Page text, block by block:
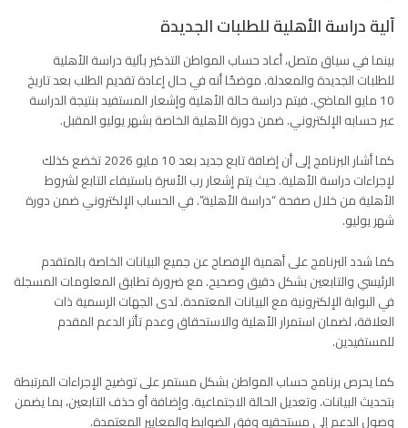
آلية دراسة الأهلية للطلبات الجديدة
بينما في سياق متصل، أعاد حساب المواطن التذكير بآلية دراسة الأهلية
للطلبات الجديدة والمعدلة. موضحًا أنه في حال إعادة تقديم الطلب بعد تاريخ
10 مايو الماضي. فيتم دراسة حالة الأهلية وإشعار المستفيد بنتيجة الدراسة
عبر حسابه الإلكتروني. ضمن دورة الأهلية الخاصة بشهر يوليو المقبل.
كما أشار البرنامج إلى أن إضافة تابع جديد بعد 10 مايو 2026 تخضع كذلك
لإجراءات دراسة الأهلية. حيث يتم إشعار رب الأسرة باستيفاء التابع لشروط
الأهلية من خلال صفحة “دراسة الأهلية”. في الحساب الإلكتروني ضمن دورة
شهر يوليو.
كما شدد البرنامج على أهمية الإفصاح عن جميع البيانات الخاصة بالمتقدم
الرئيسي والتابعين بشكل دقيق وصحيح. مع ضرورة تطابق المعلومات المسجلة
في البوابة الإلكترونية مع البيانات المعتمدة. لدى الجهات الرسمية ذات
العلاقة، لضمان استمرار الأهلية والاستحقاق وعدم تأثر الدعم المقدم
للمستفيدين.
كما يحرص برنامج حساب المواطن بشكل مستمر على توضيح الإجراءات المرتبطة
بتحديث البيانات. وتعديل الحالة الاجتماعية. وإضافة أو حذف التابعين، بما يضمن
وصول الدعم إلى مستحقيه وفق الضوابط والمعايير المعتمدة.